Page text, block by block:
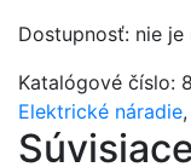
Dostupnosť: nie je
Katalógové číslo:
Elektrické náradie,